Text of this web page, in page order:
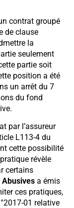
contrat groupé
de clause
la
seulement
partie soit
position a été
un arrêt du 7
du fond
par l’assureur
L113-4 du
cette possibilité
révèle
certains
Abusives a émis
ces pratiques,
01 relative